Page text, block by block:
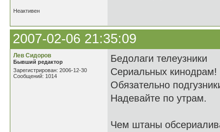
Неактивен
2007-02-06 21:35:09
Лев Сидоров
Бывший редактор
Зарегистрирован: 2006-12-30
Сообщений: 1014
Бедолаги телеузники
Сериальных кинодрам!
Обязательно
Надевайте по утрам.
Чем штаны